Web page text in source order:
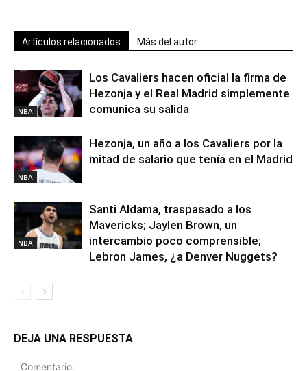
Artículos relacionados Más del autor
NBA
Los Cavaliers hacen oficial la firma de
Hezonja y el Real Madrid simplemente
comunica su salida
NBA
Hezonja, un año a los Cavaliers por la
mitad de salario que tenía en el Madrid
NBA
Santi Aldama, traspasado a los
Mavericks; Jaylen Brown, un
intercambio poco comprensible;
Lebron James, ¿a Denver Nuggets?
DEJA UNA RESPUESTA